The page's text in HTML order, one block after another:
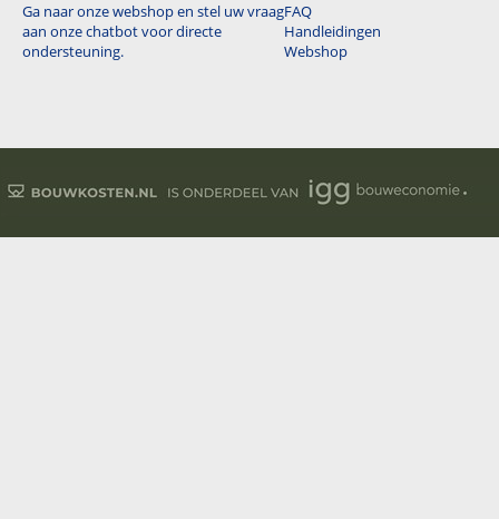
Ga naar onze webshop en stel uw vraag
aan onze chatbot voor directe
ondersteuning.
FAQ
Handleidingen
Webshop